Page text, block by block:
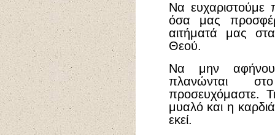
Να ευχαριστούμε
όσα μας
αιτήματά μας
Θεού.
Να μην
πλανώνται
προσευχόμαστε.
μυαλό και η
εκεί.